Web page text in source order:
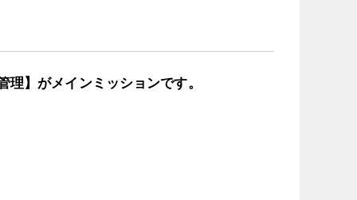
】がメインミッションです。